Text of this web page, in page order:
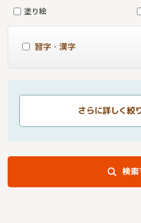
塗り絵
習字・漢字
さらに詳しく絞
検索